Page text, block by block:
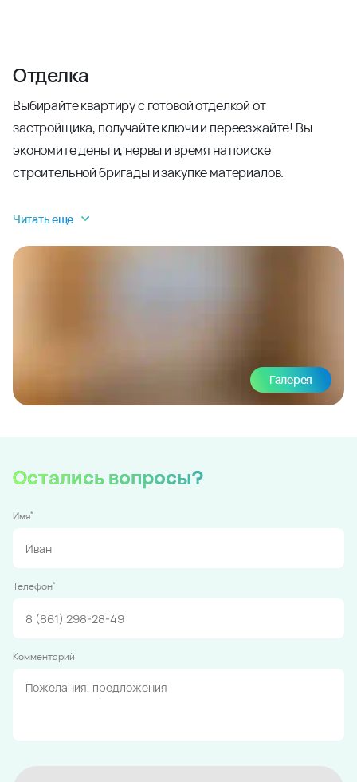
Отделка
Выбирайте квартиру с готовой отделкой от
застройщика, получайте ключи и переезжайте! Вы
экономите деньги, нервы и время на поиске
строительной бригады и закупке материалов.
Читать еще
Галерея
Остались вопросы?
Имя*
Телефон*
Комментарий